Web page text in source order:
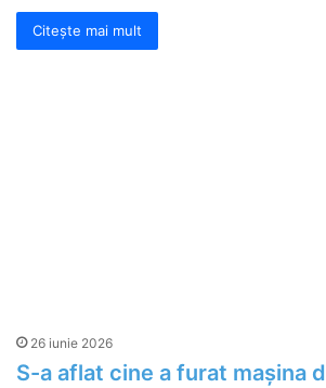
Citește mai mult
26 iunie 2026
S-a aflat cine a furat mașina